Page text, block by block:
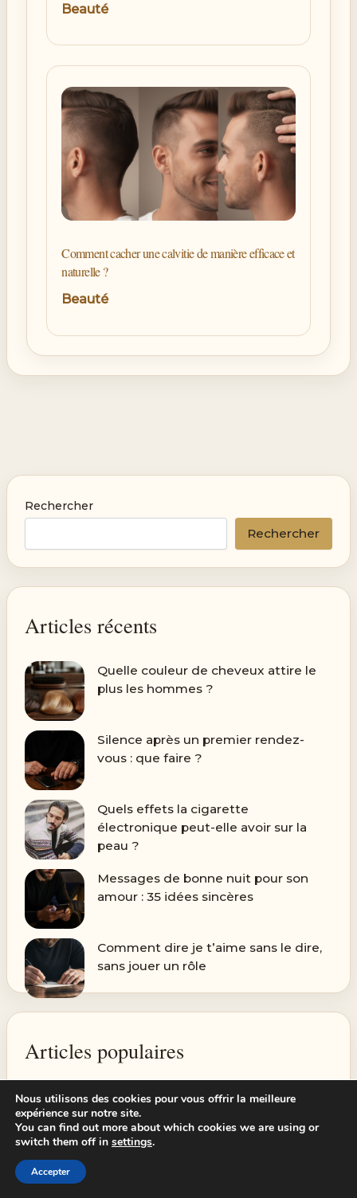
Beauté
Comment cacher une calvitie de manière efficace et
naturelle ?
Beauté
Rechercher
Rechercher
Articles récents
Quelle couleur de cheveux attire le
plus les hommes ?
Silence après un premier rendez-
vous : que faire ?
Quels effets la cigarette
électronique peut-elle avoir sur la
peau ?
Messages de bonne nuit pour son
amour : 35 idées sincères
Comment dire je t’aime sans le dire,
sans jouer un rôle
Articles populaires
Quels sont les meilleurs dupes de
parfums Adopt et comment les
reconnaître ?
3.9k views
Nous utilisons des cookies pour vous offrir la meilleure
expérience sur notre site.
You can find out more about which cookies we are using or
switch them off in settings.
Accepter